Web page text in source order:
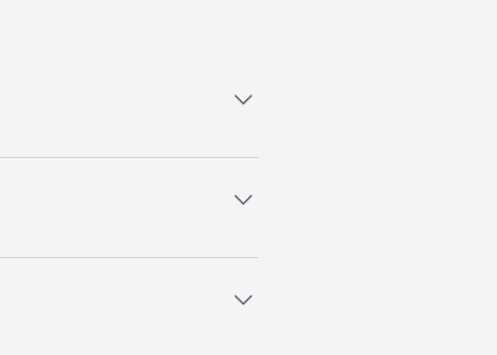
Hytter bør imidlertid
gjester og ønsket
norsk kort).